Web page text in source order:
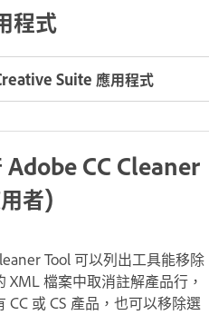
程式
Suite 應用程式
Adobe CC Cleaner
者)
Tool 可以列出工具能移除
檔案中取消註解產品行，
或 CS 產品，也可以移除選